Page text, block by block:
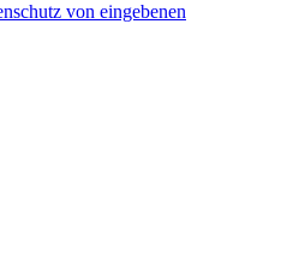
von eingebenen